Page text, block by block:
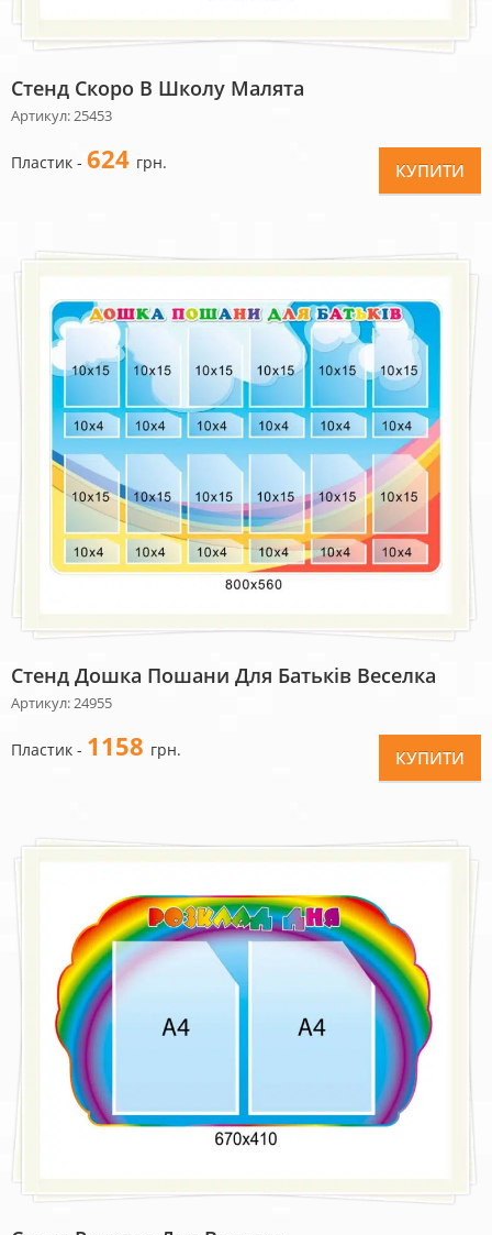
Стенд Скоро В Школу Малята
Артикул: 25453
Пластик - 624 грн. КУПИТИ
Стенд Дошка Пошани Для Батьків Веселка
Артикул: 24955
Пластик - 1158 грн. КУПИТИ